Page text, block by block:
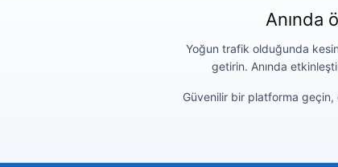
Anında
Yoğun trafik olduğunda
getirin. Anında
Güvenilir bir platforma geçin,